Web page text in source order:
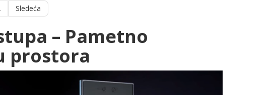
Sledeća
– Pametno
prostora